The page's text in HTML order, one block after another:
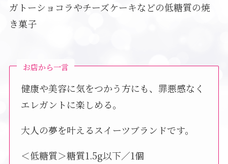
ガトーショコラやチーズケーキなどの低糖質の焼
き菓子
お店から一言
健康や美容に気をつかう方にも、罪悪感なく
エレガントに楽しめる。
大人の夢を叶えるスイーツブランドです。
＜低糖質＞糖質1.5g以下／1個